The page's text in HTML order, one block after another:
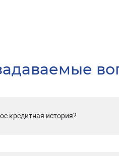
кредитная история?